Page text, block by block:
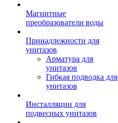
Магнитные
преобразователи воды
Принадлежности для
унитазов
Арматура для
унитазов
Гибкая подводка для
унитазов
Инсталляции для
подвесных унитазов